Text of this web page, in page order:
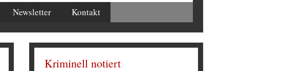
Newsletter Kontakt
Kriminell notiert